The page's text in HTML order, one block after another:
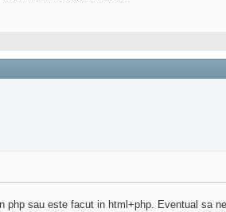
sau este facut in html+php. Eventual sa